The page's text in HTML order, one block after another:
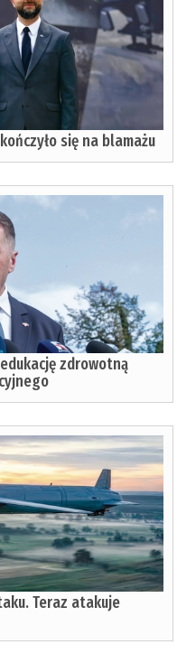
się na blamażu
zdrowotną
Teraz atakuje